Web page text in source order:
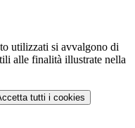
utilizzati si avvalgono di
alle finalità illustrate nella
tutti i cookies